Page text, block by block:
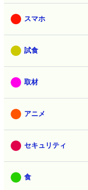
スマホ
試食
取材
アニメ
セキュリティ
食